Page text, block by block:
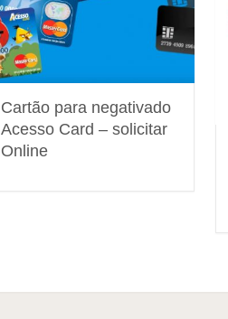
Cartão para negativado
Acesso Card – solicitar
Online